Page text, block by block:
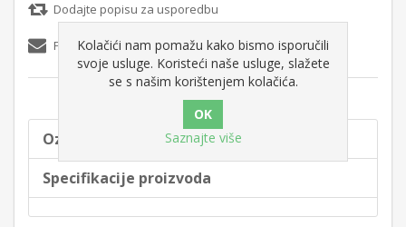
Dodajte popisu za usporedbu
Pošaljite e-mail prijatelju
Oznake proizvoda
Specifikacije proizvoda
Kolačići nam pomažu kako bismo isporučili
svoje usluge. Koristeći naše usluge, slažete
se s našim korištenjem kolačića.
Saznajte više